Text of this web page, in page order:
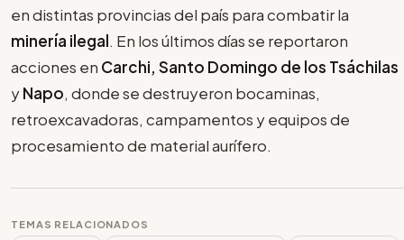
en distintas provincias del país para combatir la
minería ilegal. En los últimos días se reportaron
acciones en Carchi, Santo Domingo de los Tsáchilas
yNapo, donde se destruyeron bocaminas,
retroexcavadoras, campamentos y equipos de
procesamiento de material aurífero.
TEMAS RELACIONADOS